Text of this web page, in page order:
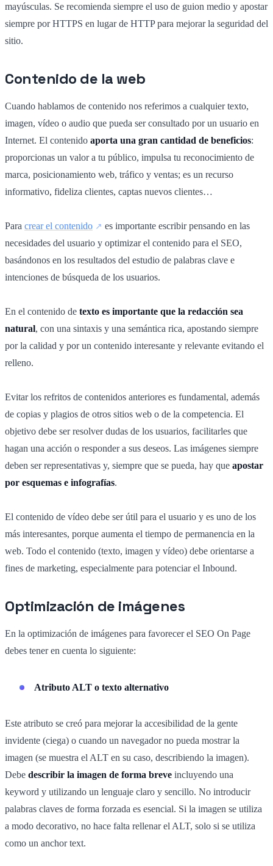
mayúsculas. Se recomienda siempre el uso de guion medio y apostar
siempre por HTTPS en lugar de HTTP para mejorar la seguridad del
sitio.
Contenido de la web
Cuando hablamos de contenido nos referimos a cualquier texto,
imagen, vídeo o audio que pueda ser consultado por un usuario en
Internet. El contenido aporta una gran cantidad de beneficios:
proporcionas un valor a tu público, impulsa tu reconocimiento de
marca, posicionamiento web, tráfico y ventas; es un recurso
informativo, fideliza clientes, captas nuevos clientes…
Para crear el contenido
es importante escribir pensando en las
necesidades del usuario y optimizar el contenido para el SEO,
basándonos en los resultados del estudio de palabras clave e
intenciones de búsqueda de los usuarios.
En el contenido de texto es importante que la redacción sea
natural, con una sintaxis y una semántica rica, apostando siempre
por la calidad y por un contenido interesante y relevante evitando el
relleno.
Evitar los refritos de contenidos anteriores es fundamental, además
de copias y plagios de otros sitios web o de la competencia. El
objetivo debe ser resolver dudas de los usuarios, facilitarles que
hagan una acción o responder a sus deseos. Las imágenes siempre
deben ser representativas y, siempre que se pueda, hay que apostar
por esquemas e infografías.
El contenido de vídeo debe ser útil para el usuario y es uno de los
más interesantes, porque aumenta el tiempo de permanencia en la
web. Todo el contenido (texto, imagen y vídeo) debe orientarse a
fines de marketing, especialmente para potenciar el Inbound.
Optimización de imágenes
En la optimización de imágenes para favorecer el SEO On Page
debes tener en cuenta lo siguiente:
Atributo ALT o texto alternativo
Este atributo se creó para mejorar la accesibilidad de la gente
invidente (ciega) o cuando un navegador no pueda mostrar la
imagen (se muestra el ALT en su caso, describiendo la imagen).
Debe describir la imagen de forma breve incluyendo una
keyword y utilizando un lenguaje claro y sencillo. No introducir
palabras claves de forma forzada es esencial. Si la imagen se utiliza
a modo decorativo, no hace falta rellenar el ALT, solo si se utiliza
como un anchor text.